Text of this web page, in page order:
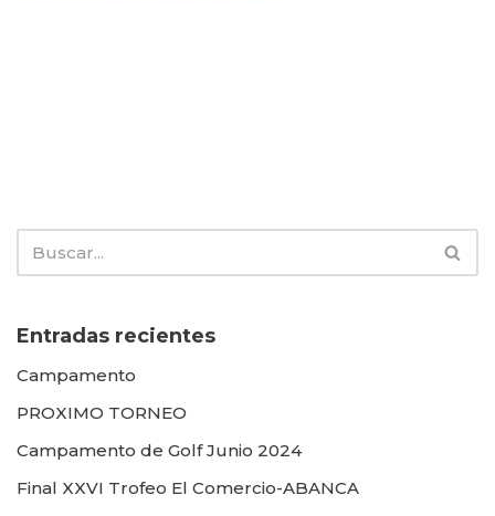
Entradas recientes
Campamento
PROXIMO TORNEO
Campamento de Golf Junio 2024
Final XXVI Trofeo El Comercio-ABANCA